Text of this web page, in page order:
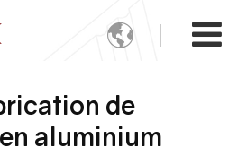

de
aluminium